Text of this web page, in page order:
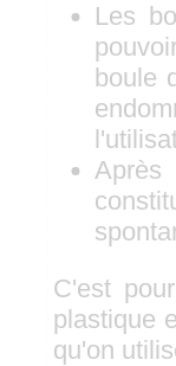
Les
boule
Après
C'est
plastique
qu'on